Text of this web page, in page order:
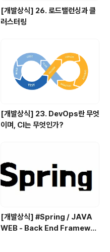
[개발상식] 26. 로드밸런싱과 클
러스터링
[개발상식] 23. DevOps란 무엇
이며, CI는 무엇인가?
[개발상식] #Spring / JAVA
WEB - Back End Framewor